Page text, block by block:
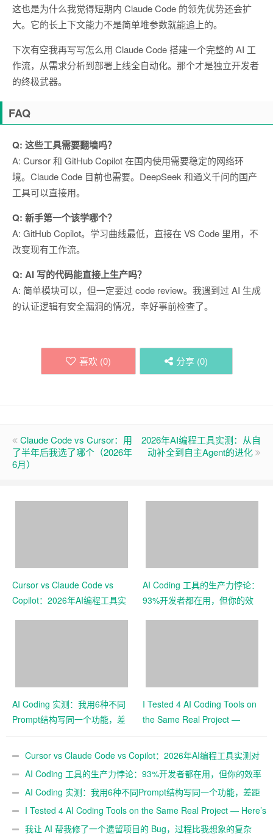
这也是为什么我觉得短期内 Claude Code 的领先优势还会扩
大。它的长上下文能力不是简单堆参数就能追上的。
下次有空我再写写怎么用 Claude Code 搭建一个完整的 AI 工
作流，从需求分析到部署上线全自动化。那个才是独立开发者
的终极武器。
FAQ
Q: 这些工具需要翻墙吗？
A: Cursor 和 GitHub Copilot 在国内使用需要稳定的网络环
境。Claude Code 目前也需要。DeepSeek 和通义千问的国产
工具可以直接用。
Q: 新手第一个该学哪个？
A: GitHub Copilot。学习曲线最低，直接在 VS Code 里用，不
改变现有工作流。
Q: AI 写的代码能直接上生产吗？
A: 简单模块可以，但一定要过 code review。我遇到过 AI 生成
的认证逻辑有安全漏洞的情况，幸好事前检查了。
喜欢 (0) 分享 (0)
Claude Code vs Cursor：用
了半年后我选了哪个（2026年
6月）
2026年AI编程工具实测：从自
动补全到自主Agent的进化
Cursor vs Claude Code vs
Copilot：2026年AI编程工具实
AI Coding 工具的生产力悖论：
93%开发者都在用，但你的效
AI Coding 实测：我用6种不同
Prompt结构写同一个功能，差
I Tested 4 AI Coding Tools on
the Same Real Project —
and Right
Cursor vs Claude Code vs Copilot：2026年AI编程工具实测对
比 AI Coding 工具的生产力悖论：93%开发者都在用，但你的效率
真的提升了吗？
AI Coding 实测：我用6种不同Prompt结构写同一个功能，差距
有多大I Tested 4 AI Coding Tools on the Same Real Project — Here’s
What Each Got Wrong and Right
我让 AI 帮我修了一个遗留项目的 Bug，过程比我想象的复杂